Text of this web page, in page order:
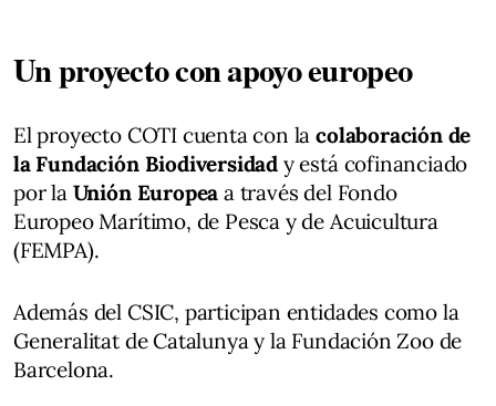
Un proyecto con apoyo europeo
El proyecto COTI cuenta con la colaboración de
la Fundación Biodiversidad y está cofinanciado
por laUnión Europea a través del Fondo
Europeo Marítimo, de Pesca y de Acuicultura
(FEMPA).
Además del CSIC, participan entidades como la
Generalitat de Catalunya y la Fundación Zoo de
Barcelona.